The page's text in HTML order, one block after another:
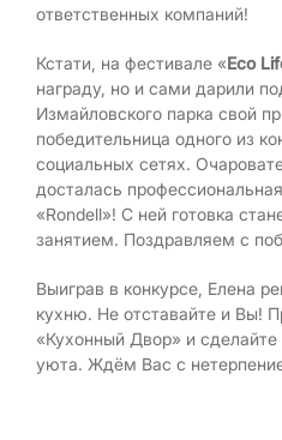
ответственных компаний!
Кстати, на фестивале «Eco
награду, но и сами дарили
Измайловского парка свой
победительница одного из
социальных сетях.
досталась
«Rondell»! С ней готовка
занятием. Поздравляем с
Выиграв в конкурсе, Елена
кухню. Не отставайте и Вы!
«Кухонный Двор» и
уюта. Ждём Вас с